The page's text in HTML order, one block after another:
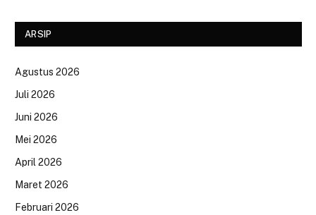
ARSIP
Agustus 2026
Juli 2026
Juni 2026
Mei 2026
April 2026
Maret 2026
Februari 2026